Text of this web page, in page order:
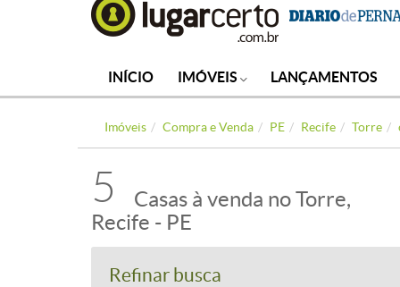
INÍCIO IMÓVEIS LANÇAMENTOS
Imóveis Compra e Venda PE Recife Torre
5
Casas à venda no Torre,
Recife - PE
Refinar busca